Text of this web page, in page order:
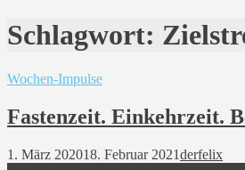
Schlagwort:
Wochen-Impulse
Fastenzeit. Einkehrzeit.
1. März 202018. Februar 2021derfelix